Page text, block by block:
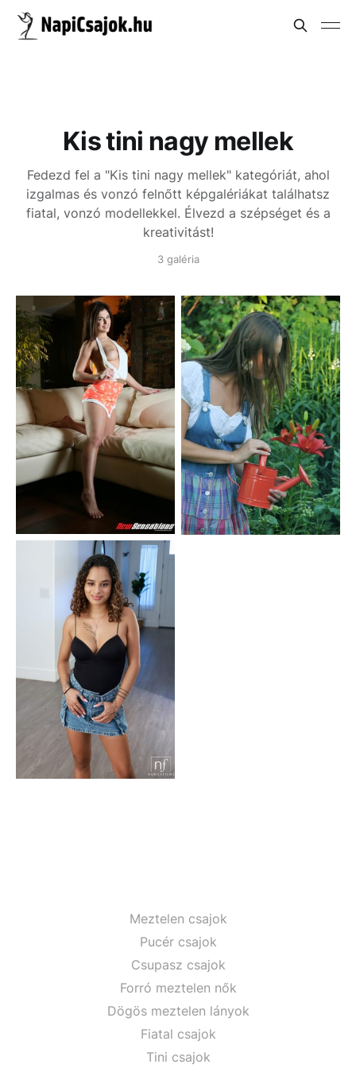
Kis tini nagy mellek
Fedezd fel a "Kis tini nagy mellek" kategóriát, ahol
izgalmas és vonzó felnőtt képgalériákat találhatsz
fiatal, vonzó modellekkel. Élvezd a szépséget és a
kreativitást!
3 galéria
Meztelen csajok
Pucér csajok
Csupasz csajok
Forró meztelen nők
Dögös meztelen lányok
Fiatal csajok
Tini csajok